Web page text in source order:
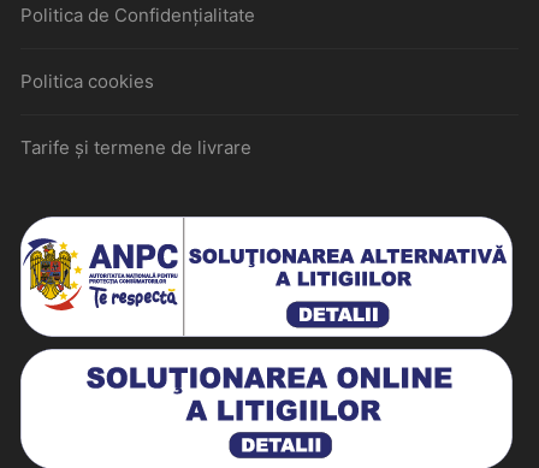
Politica de Confidențialitate
Politica cookies
Tarife și termene de livrare